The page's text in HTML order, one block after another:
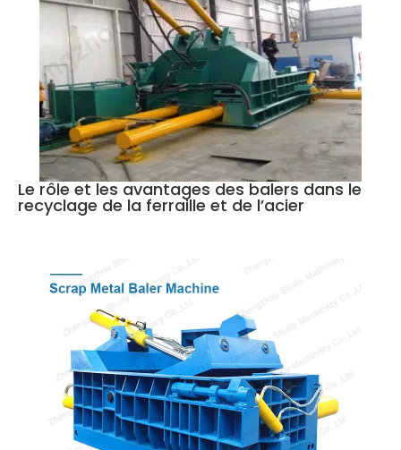
Le rôle et les avantages des balers dans le
recyclage de la ferraille et de l’acier